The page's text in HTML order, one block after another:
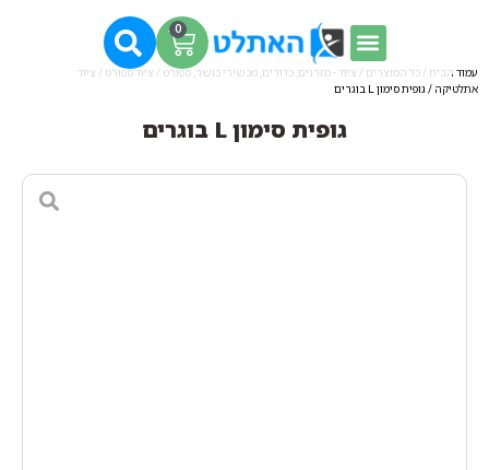
0
עמוד הבית / כל המוצרים / ציוד - מזרנים, כדורים, מכשירי כושר, ספורט / ציוד ספורט / ציוד
אתלטיקה / גופית סימון L בוגרים
גופית סימון L בוגרים